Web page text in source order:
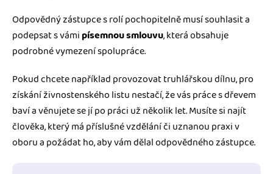
Odpovědný zástupce s rolí pochopitelně musí souhlasit a
podepsat s vámipísemnou smlouvu, která obsahuje
podrobné vymezení spolupráce.
Pokud chcete například provozovat truhlářskou dílnu, pro
získání živnostenského listu nestačí, že vás práce s dřevem
baví a věnujete se jí po práci už několik let. Musíte si najít
člověka, který má příslušné vzdělání či uznanou praxi v
oboru a požádat ho, aby vám dělal odpovědného zástupce.